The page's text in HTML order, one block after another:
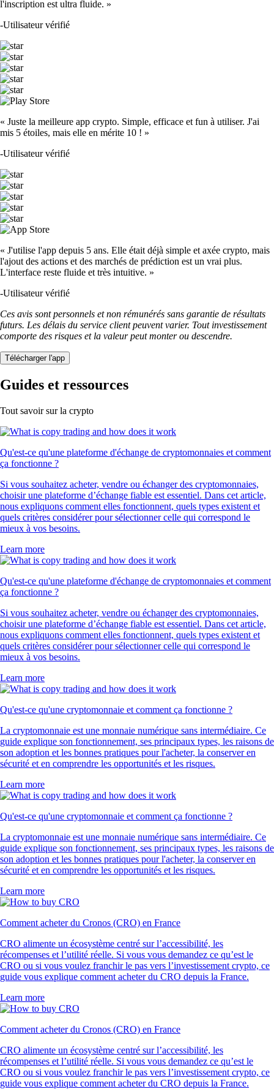
l'inscription est ultra fluide. »
-Utilisateur vérifié
« Juste la meilleure app crypto. Simple, efficace et fun à utiliser. J'ai
mis 5 étoiles, mais elle en mérite 10 ! »
-Utilisateur vérifié
« J'utilise l'app depuis 5 ans. Elle était déjà simple et axée crypto, mais
l'ajout des actions et des marchés de prédiction est un vrai plus.
L'interface reste fluide et très intuitive. »
-Utilisateur vérifié
Ces avis sont personnels et non rémunérés sans garantie de résultats
futurs. Les délais du service client peuvent varier. Tout investissement
comporte des risques et la valeur peut monter ou descendre.
Télécharger l'app
Guides et ressources
Tout savoir sur la crypto
Qu'est-ce qu'une plateforme d'échange de cryptomonnaies et comment
ça fonctionne ?
Si vous souhaitez acheter, vendre ou échanger des cryptomonnaies,
choisir une plateforme d’échange fiable est essentiel. Dans cet article,
nous expliquons comment elles fonctionnent, quels types existent et
quels critères considérer pour sélectionner celle qui correspond le
mieux à vos besoins.
Learn more
Qu'est-ce qu'une plateforme d'échange de cryptomonnaies et comment
ça fonctionne ?
Si vous souhaitez acheter, vendre ou échanger des cryptomonnaies,
choisir une plateforme d’échange fiable est essentiel. Dans cet article,
nous expliquons comment elles fonctionnent, quels types existent et
quels critères considérer pour sélectionner celle qui correspond le
mieux à vos besoins.
Learn more
Qu'est-ce qu'une cryptomonnaie et comment ça fonctionne ?
La cryptomonnaie est une monnaie numérique sans intermédiaire. Ce
guide explique son fonctionnement, ses principaux types, les raisons de
son adoption et les bonnes pratiques pour l'acheter, la conserver en
sécurité et en comprendre les opportunités et les risques.
Learn more
Qu'est-ce qu'une cryptomonnaie et comment ça fonctionne ?
La cryptomonnaie est une monnaie numérique sans intermédiaire. Ce
guide explique son fonctionnement, ses principaux types, les raisons de
son adoption et les bonnes pratiques pour l'acheter, la conserver en
sécurité et en comprendre les opportunités et les risques.
Learn more
Comment acheter du Cronos (CRO) en France
CRO alimente un écosystème centré sur l’accessibilité, les
récompenses et l’utilité réelle. Si vous vous demandez ce qu’est le
CRO ou si vous voulez franchir le pas vers l’investissement crypto, ce
guide vous explique comment acheter du CRO depuis la France.
Learn more
Comment acheter du Cronos (CRO) en France
CRO alimente un écosystème centré sur l’accessibilité, les
récompenses et l’utilité réelle. Si vous vous demandez ce qu’est le
CRO ou si vous voulez franchir le pas vers l’investissement crypto, ce
guide vous explique comment acheter du CRO depuis la France.